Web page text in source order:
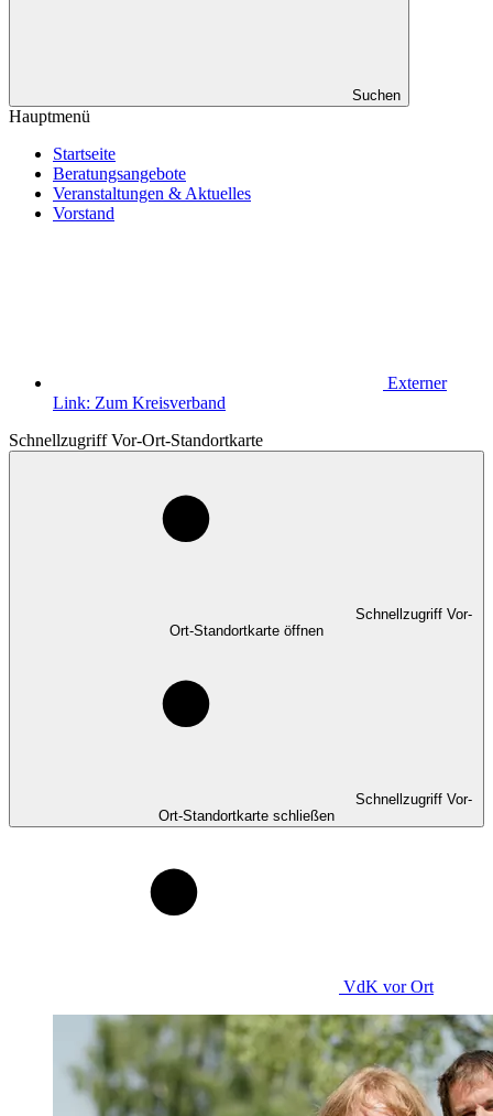
Suchen
Hauptmenü
Startseite
Beratungsangebote
Veranstaltungen & Aktuelles
Vorstand
Externer
Link: Zum Kreisverband
Schnellzugriff Vor-Ort-Standortkarte
Schnellzugriff Vor-
Ort-Standortkarte öffnen
Schnellzugriff Vor-
Ort-Standortkarte schließen
VdK vor Ort